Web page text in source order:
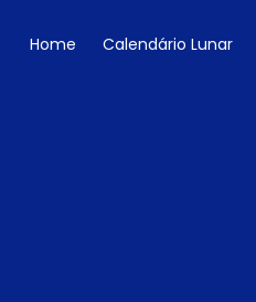
Home Calendário Lunar